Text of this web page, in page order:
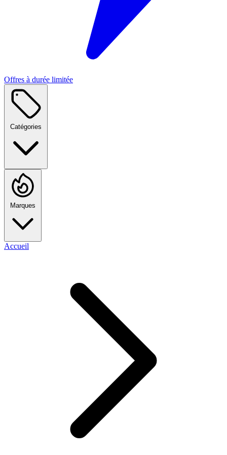
Offres à durée limitée
Catégories
Marques
Accueil